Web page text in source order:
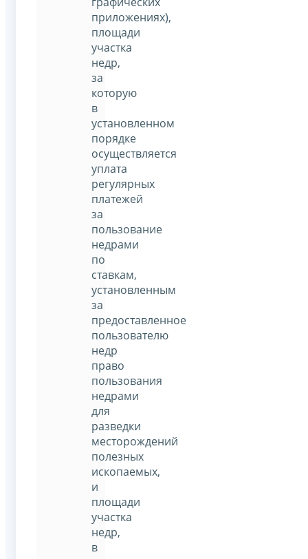
приложениях),
площади
участка
недр,
за
которую
в
установленном
порядке
осуществляется
уплата
регулярных
платежей
за
пользование
недрами
по
ставкам,
установленным
за
предоставленное
пользователю
недр
право
пользования
недрами
для
разведки
месторождений
полезных
ископаемых,
и
площади
участка
недр,
в